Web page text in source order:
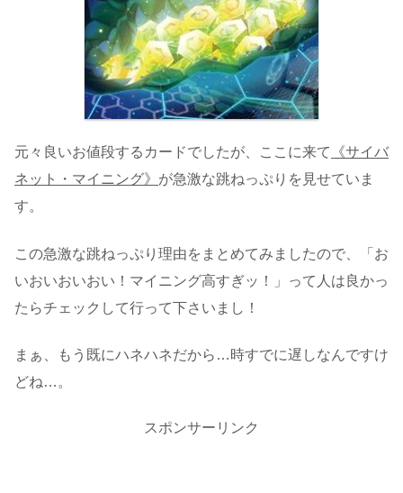
元々良いお値段するカードでしたが、ここに来て
《サイバ
ネット・マイニング》 が急激な跳ねっぷりを見せていま
す。
この急激な跳ねっぷり理由をまとめてみましたので、「お
いおいおいおい！マイニング高すぎッ！」って人は良かっ
たらチェックして行って下さいまし！
まぁ、もう既にハネハネだから…時すでに遅しなんですけ
どね…。
スポンサーリンク